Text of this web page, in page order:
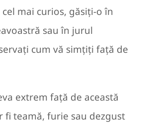
mai curios, găsiți-o în
sau în jurul
cum vă simțiți față de
extrem față de această
fi teamă, furie sau dezgust